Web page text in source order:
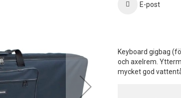
E-post
Keyboard gigbag
och axelrem.
mycket god